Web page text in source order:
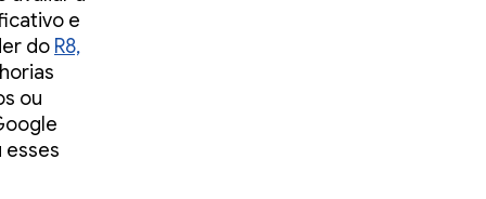
e
do R8,
ou
esses